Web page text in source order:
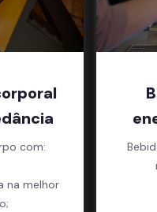
com:
na melhor